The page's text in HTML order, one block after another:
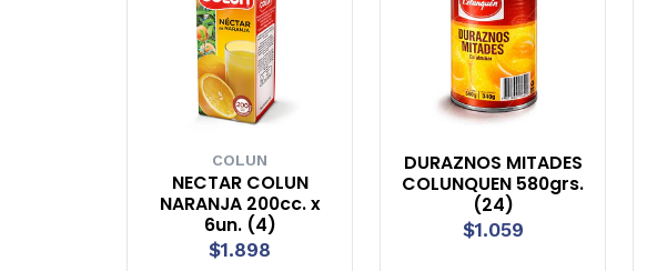
COLUN
NECTAR COLUN
NARANJA 200cc. x
6un. (4)
$1.898
DURAZNOS MITADES
COLUNQUEN 580grs.
(24)
$1.059